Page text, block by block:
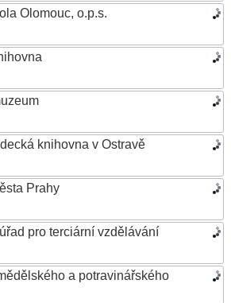
Olomouc, o.p.s.
knihovna v Ostravě
Prahy
pro terciární vzdělávání
a potravinářského